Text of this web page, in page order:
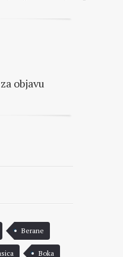
za objavu
Berane
Boka